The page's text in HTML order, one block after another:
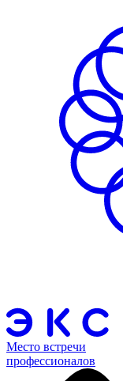
Место встречи
профессионалов